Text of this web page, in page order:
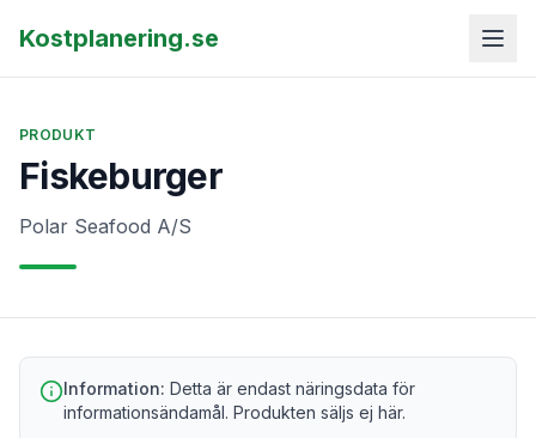
Kostplanering.se
PRODUKT
Fiskeburger
Polar Seafood A/S
Information: Detta är endast näringsdata för
informationsändamål. Produkten säljs ej här.